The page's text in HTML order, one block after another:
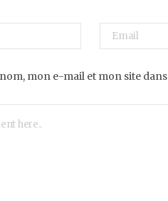
mon e-mail et mon site